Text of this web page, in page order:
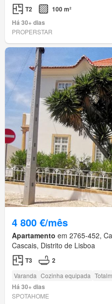
T2
100 m²
Há 30+ dias
PROPERSTAR
4 800 €/mês
Apartamento em 2765-452,
Cascais, Distrito de Lisboa
T3 2
Varanda Cozinha equipada
Há 30+ dias
SPOTAHOME